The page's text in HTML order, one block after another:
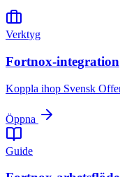
Verktyg
Fortnox-integration
Koppla ihop Svensk
Öppna
Guide